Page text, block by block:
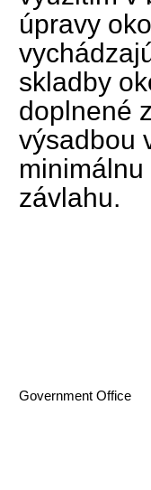
úpravy
skladby
doplnené
výsadbou
závlahu.
Government Office